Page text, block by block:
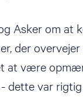
Asker om at
der overvejer
at være
dette var